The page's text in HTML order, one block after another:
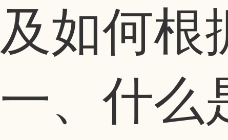
及如何根
一、什么